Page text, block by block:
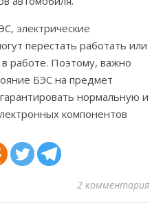
электрические
перестать работать или
работе. Поэтому, важно
БЭС на предмет
нормальную и
компонентов
2 комментария